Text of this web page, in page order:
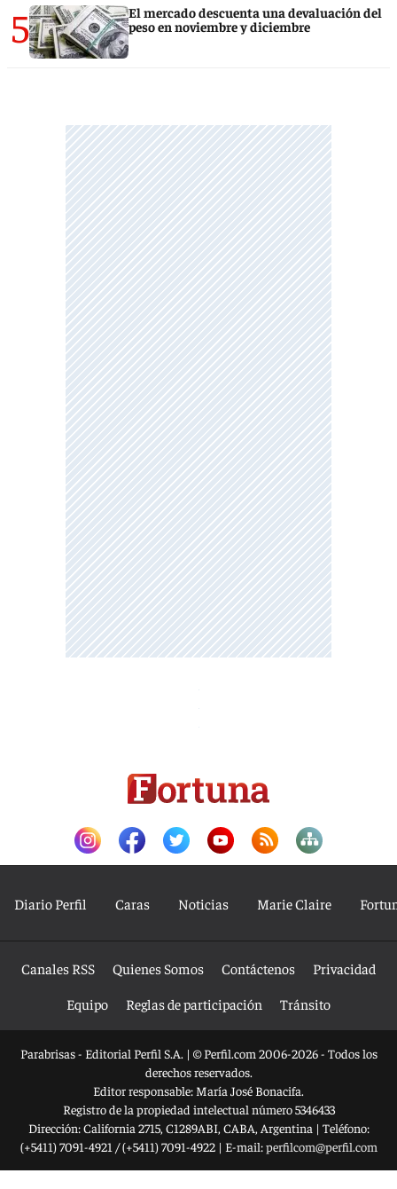
5
El mercado descuenta una devaluación del
peso en noviembre y diciembre
Diario Perfil Caras Noticias Marie Claire
Canales RSS Quienes Somos Contáctenos
Privacidad
Equipo
Reglas de participación Tránsito
Parabrisas - Editorial Perfil S.A. | © Perfil.com 2006-2026 - Todos los
derechos reservados.
Editor responsable: María José Bonacifa.
Registro de la propiedad intelectual número 5346433
Dirección:California 2715, C1289ABI, CABA, Argentina | Teléfono:
(+5411) 7091-4921 /(+5411) 7091-4922| E-mail:perfilcom@perfil.com